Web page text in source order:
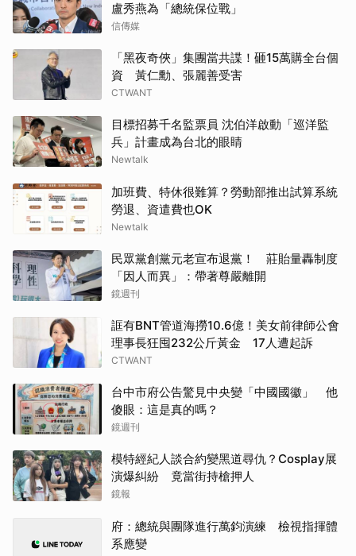
盧秀燕為「總統保位戰」
信傳媒
「黑夜奇俠」集團當共諜！砸15萬購全台個
資 黃仁勳、張麗善受害
CTWANT
目標招募千名監票員 沈伯洋啟動「巡洋監
兵」計畫成為台北的眼睛
Newtalk
加班費、特休很難算？勞動部推出試算系統
勞退、資遣費也OK
Newtalk
民眾黨創黨元老宣布退黨！ 莊貽量轟制度
「因人而異」：帶著尊嚴離開
鏡週刊
誆有BNT管道海撈10.6億！美女前律師公會
理事長狂囤232公斤黃金 17人遭起訴
CTWANT
台中市府公告驚見中央變「中國國徽」 他
傻眼：這是真的嗎？
鏡週刊
模特經紀人談合約變黑道尋仇？Cosplay展
演爆糾紛 竟當街持槍押人
鏡報
府：總統與團隊進行萬鈞演練 檢視指揮體
系應變